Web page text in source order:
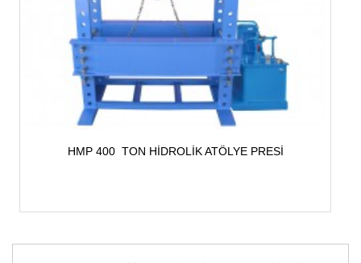
HMP 400  TON HİDROLİK ATÖLYE PRESİ